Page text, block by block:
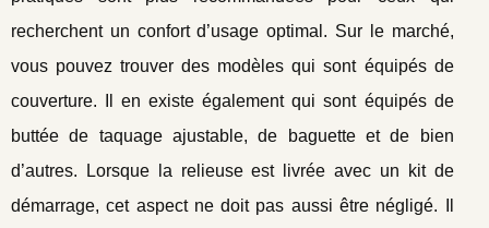
recherchent un confort d’usage optimal. Sur le marché,
vous pouvez trouver des modèles qui sont équipés de
couverture. Il en existe également qui sont équipés de
buttée de taquage ajustable, de baguette et de bien
d’autres. Lorsque la relieuse est livrée avec un kit de
démarrage, cet aspect ne doit pas aussi être négligé. Il